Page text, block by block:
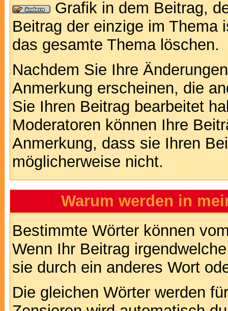
Grafik in dem Beitrag,
Beitrag der einzige im Thema
das gesamte Thema löschen.
Nachdem Sie Ihre
Anmerkung erscheinen, die
Sie Ihren Beitrag bearbeitet
Moderatoren können Ihre
Anmerkung, dass sie Ihren
möglicherweise nicht.
Warum werden in
Bestimmte Wörter können
Wenn Ihr Beitrag
sie durch ein anderes Wort
Die gleichen Wörter werden